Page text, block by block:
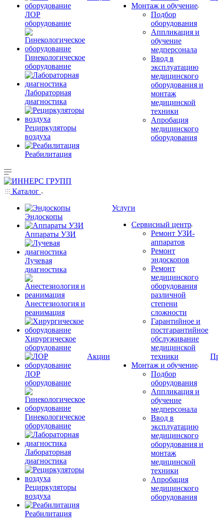
ЛОР
оборудование
Гинекологическое
оборудование
Лабораторная
диагностика
Рециркуляторы
воздуха
Реабилитация
Монтаж и обучение
Подбор
оборудования
Аппликация и
обучение
медперсонала
Ввод в
эксплуатацию
медицинского
оборудования и
монтаж
медицинской
техники
Апробация
медицинского
оборудования
Каталог
Эндоскопы
Аппараты УЗИ
Лучевая
диагностика
Анестезиология и
реанимация
Хирургическое
оборудование
ЛОР
оборудование
Гинекологическое
оборудование
Лабораторная
диагностика
Рециркуляторы
воздуха
Реабилитация
Акции
Услуги
Сервисный центр
Ремонт УЗИ-
аппаратов
Ремонт
эндоскопов
Ремонт
медицинского
оборудования
различной
степени
сложности
Гарантийное и
постгарантийное
обслуживание
медицинской
техники
Монтаж и обучение
Подбор
оборудования
Аппликация и
обучение
медперсонала
Ввод в
эксплуатацию
медицинского
оборудования и
монтаж
медицинской
техники
Апробация
медицинского
оборудования